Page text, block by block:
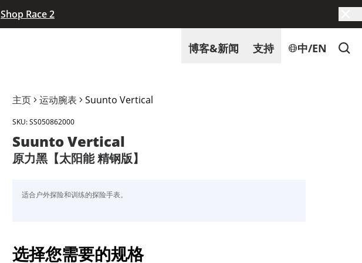
Shop Race 2
博客&新闻 支持 中/EN
主页 运动腕表 Suunto Vertical
SKU:SS050862000
Suunto Vertical
原力黑【太阳能 精钢版】
适合户外探险和训练的探险手表。
选择您需要的规格